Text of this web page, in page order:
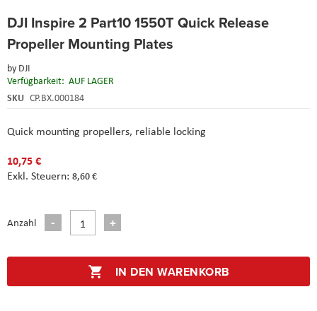
DJI Inspire 2 Part10 1550T Quick Release
Propeller Mounting Plates
by DJI
Verfügbarkeit: AUF LAGER
SKU CP.BX.000184
Quick mounting propellers, reliable locking
10,75 €
8,60 €
Anzahl
IN DEN WARENKORB
to
beginning
the
images
gallery